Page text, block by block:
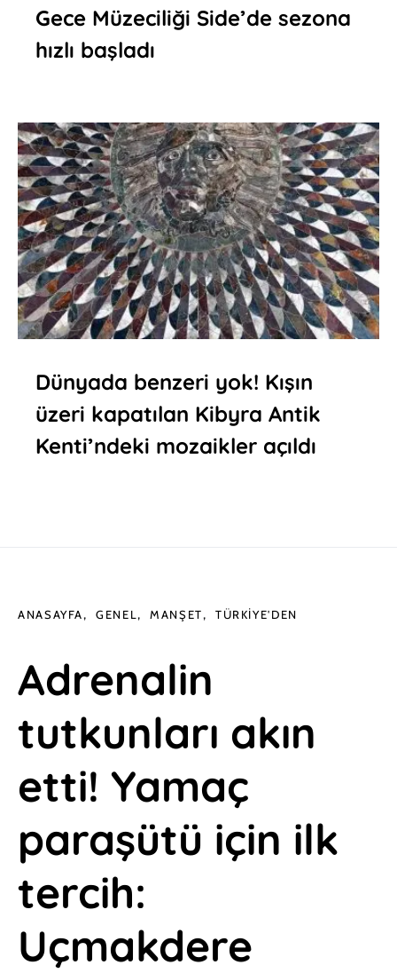
Gece Müzeciliği Side’de sezona
hızlı başladı
Dünyada benzeri yok! Kışın
üzeri kapatılan Kibyra Antik
Kenti’ndeki mozaikler açıldı
ANASAYFA GENEL MANŞET TÜRKIYE'DEN
Adrenalin
tutkunları akın
etti! Yamaç
paraşütü için ilk
tercih:
Uçmakdere